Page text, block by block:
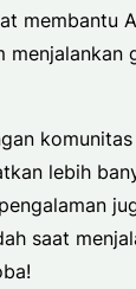
membantu
menjalankan
komunitas
lebih
saat